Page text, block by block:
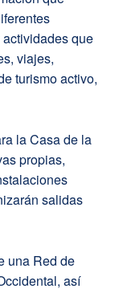
que
viajes,
turismo activo,
la Casa de la
propias,
salidas
una Red de
así